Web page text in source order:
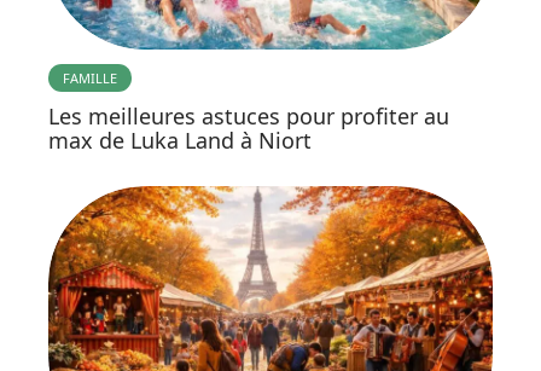
FAMILLE
Les meilleures astuces pour profiter au
max de Luka Land à Niort